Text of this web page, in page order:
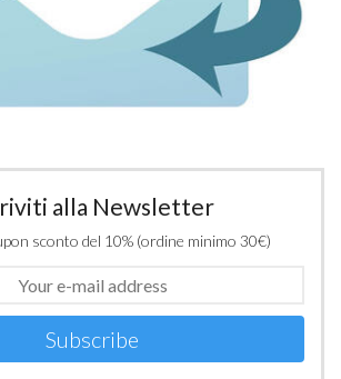
alla Newsletter
sconto del 10% (ordine minimo 30€)
Subscribe